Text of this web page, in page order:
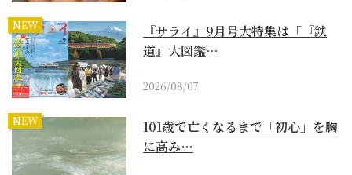
NEW
『サライ』9月号大特集は「『鉄
道』大図鑑…
2026/08/07
NEW
101歳で亡くなるまで「初心」を胸
に高み…